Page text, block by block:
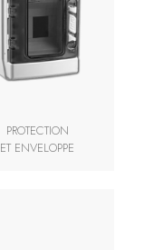
PROTECTION
ET ENVELOPPE